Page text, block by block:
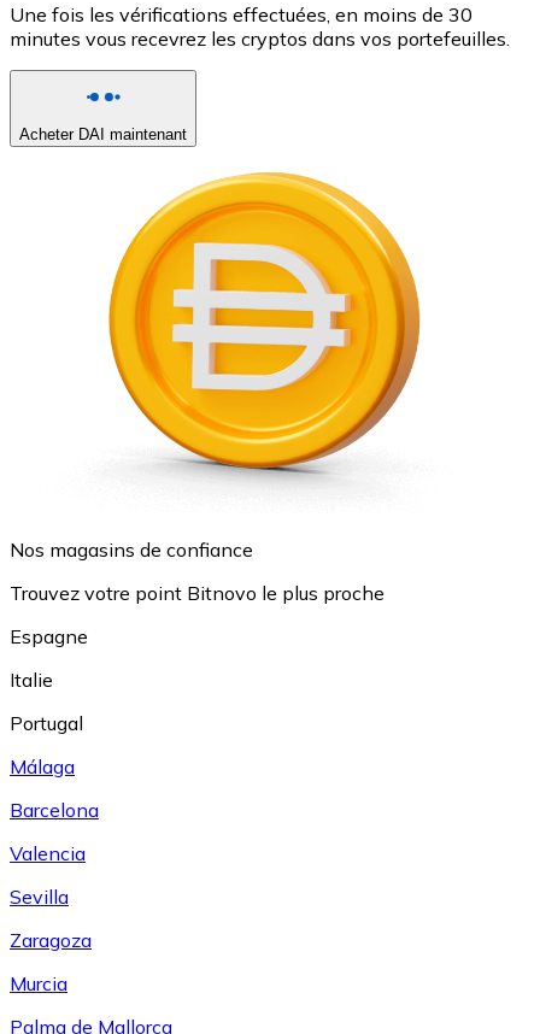
Une fois les vérifications effectuées, en moins de 30
minutes vous recevrez les cryptos dans vos portefeuilles.
Acheter DAI maintenant
Nos magasins de confiance
Trouvez votre point Bitnovo le plus proche
Espagne
Italie
Portugal
Málaga
Barcelona
Valencia
Sevilla
Zaragoza
Murcia
Palma de Mallorca